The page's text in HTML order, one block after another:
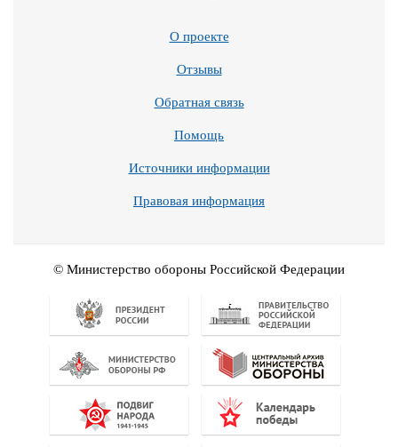
О проекте
Отзывы
Обратная связь
Помощь
Источники информации
Правовая информация
© Министерство обороны Российской Федерации